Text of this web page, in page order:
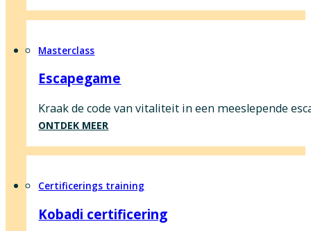
Masterclass
Escapegame
Kraak de code van vitaliteit in een meeslepende
ONTDEK MEER
Certificerings training
Kobadi certificering